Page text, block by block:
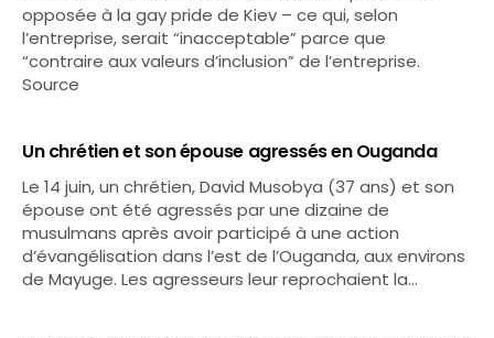
opposée à la gay pride de Kiev – ce qui, selon
l’entreprise, serait “inacceptable” parce que
“contraire aux valeurs d’inclusion” de l’entreprise.
Source
Un chrétien et son épouse agressés en Ouganda
Le 14 juin, un chrétien, David Musobya (37 ans) et son
épouse ont été agressés par une dizaine de
musulmans après avoir participé à une action
d’évangélisation dans l’est de l’Ouganda, aux environs
de Mayuge. Les agresseurs leur reprochaient la…